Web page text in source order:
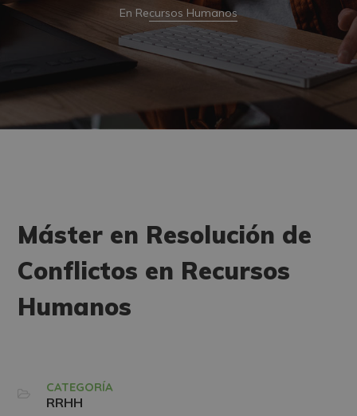
En Recursos Humanos
Máster en Resolución de
Conflictos en Recursos
Humanos
CATEGORÍA
RRHH